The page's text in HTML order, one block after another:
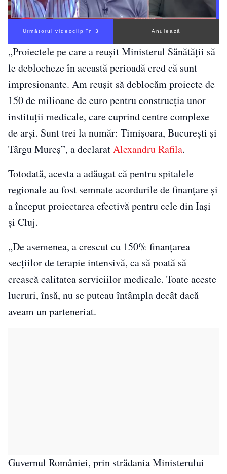
Următorul videoclip în 2 Anulează
„Proiectele pe care a reuşit Ministerul Sănătăţii să
le deblocheze în această perioadă cred că sunt
impresionante. Am reuşit să deblocăm proiecte de
150 de milioane de euro pentru construcţia unor
instituţii medicale, care cuprind centre complexe
de arşi. Sunt trei la număr: Timişoara, Bucureşti şi
Târgu Mureş”, a declaratAlexandru Rafila.
Totodată, acesta a adăugat că pentru spitalele
regionale au fost semnate acordurile de finanţare şi
a început proiectarea efectivă pentru cele din Iaşi
şi Cluj.
„De asemenea, a crescut cu 150% finanţarea
secţiilor de terapie intensivă, ca să poată să
crească calitatea serviciilor medicale. Toate aceste
lucruri, însă, nu se puteau întâmpla decât dacă
aveam un parteneriat.
Guvernul României, prin strădania Ministerului